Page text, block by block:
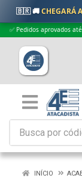
🇧🇷 🚚CHEGARÁ
aprovados até às 18h
INÍCIO